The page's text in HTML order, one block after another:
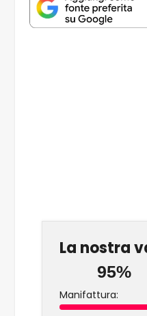
La nostra
95%
Manifattura: